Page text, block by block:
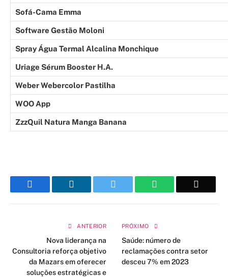
Sofá-Cama Emma
Software Gestão Moloni
Spray Água Termal Alcalina Monchique
Uriage Sérum Booster H.A.
Weber Webercolor Pastilha
WOO App
ZzzQuil Natura Manga Banana
WhatsApp
ANTERIOR
Nova liderança na
Consultoria reforça objetivo
da Mazars em oferecer
soluções estratégicas e
PRÓXIMO
Saúde: número de
reclamações contra setor
desceu 7% em 2023